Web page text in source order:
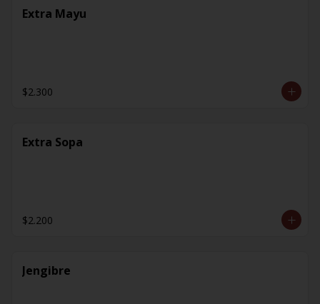
Extra Mayu
$2.300
Extra Sopa
$2.200
Jengibre